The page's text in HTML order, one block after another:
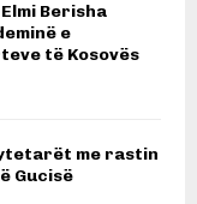
Berisha
e
të Kosovës
me rastin
Gucisë